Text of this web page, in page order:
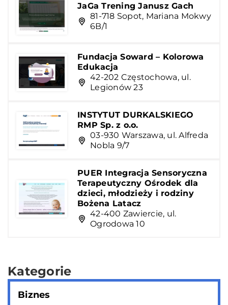
JaGa Trening Janusz Gach
81-718 Sopot, Mariana Mokwy
6B/1
Fundacja Soward – Kolorowa
Edukacja
42-202 Częstochowa, ul.
Legionów 23
INSTYTUT DURKALSKIEGO
RMP Sp. z o.o.
03-930 Warszawa, ul. Alfreda
Nobla 9/7
PUER Integracja Sensoryczna
Terapeutyczny Ośrodek dla
dzieci, młodzieży i rodziny
Bożena Latacz
42-400 Zawiercie, ul.
Ogrodowa 10
Kategorie
Biznes